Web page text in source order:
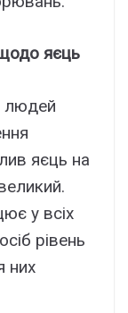
яєць
людей
яєць на
у всіх
рівень
них